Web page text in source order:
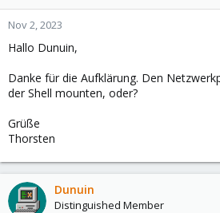
Nov 2, 2023
Hallo Dunuin,
Danke für die Aufklärung. Den
der Shell mounten, oder?
Grüße
Thorsten
Dunuin
Distinguished Member